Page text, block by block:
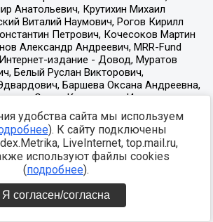
удобства сайта мы используем
). К сайту подключены
LiveInternet, top.mail.ru,
используют файлы cookies
(подробнее).
Я согласен/согласна